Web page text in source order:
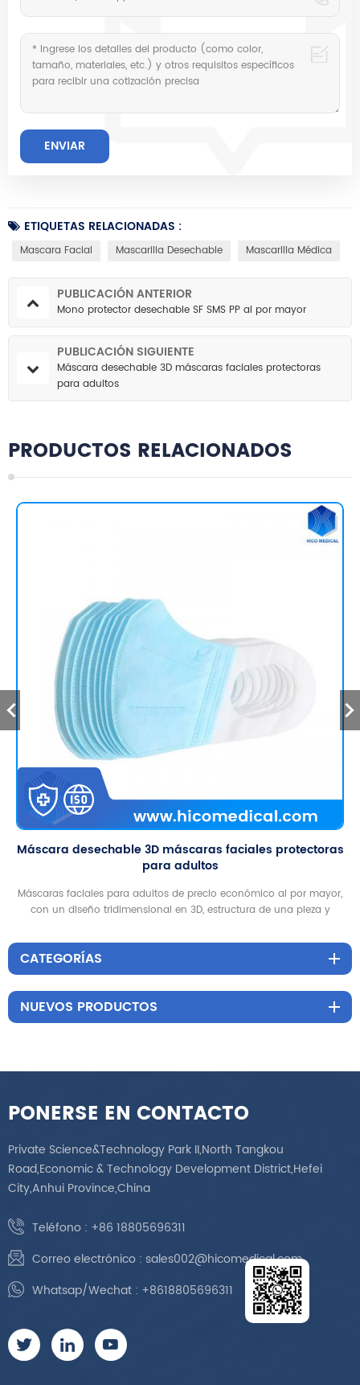
ETIQUETAS RELACIONADAS :
Mascara Facial Mascarilla Desechable Mascarilla Médica
PUBLICACIÓN ANTERIOR
Mono protector desechable SF SMS PP al por mayor
PUBLICACIÓN SIGUIENTE
Máscara desechable 3D máscaras faciales protectoras
para adultos
PRODUCTOS RELACIONADOS
Máscara desechable 3D máscaras faciales protectoras
para adultos
Máscaras faciales para adultos de precio económico al por mayor,
con un diseño tridimensional en 3D, estructura de una pieza y
libre.
CATEGORÍAS
NUEVOS PRODUCTOS
PONERSE EN CONTACTO
Private Science&Technology Park II,North Tangkou
Road,Economic & Technology Development District,Hefei
City,Anhui Province,China
Teléfono : +86 18805696311
Correo electrónico : sales002@hicomedical.com
Whatsap/Wechat : +8618805696311